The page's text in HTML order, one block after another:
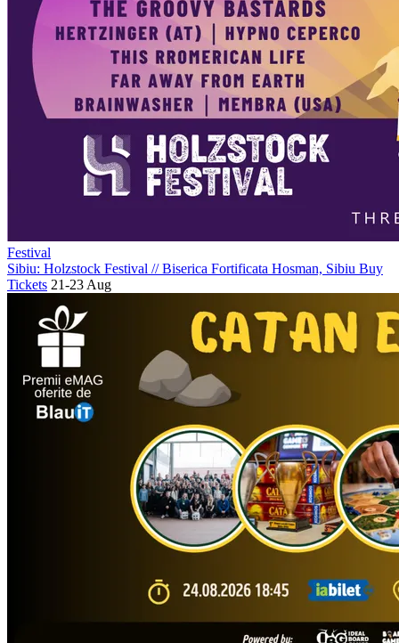
Festival
Sibiu: Holzstock Festival //Biserica Fortificata Hosman, Sibiu Buy
Tickets 21-23 Aug